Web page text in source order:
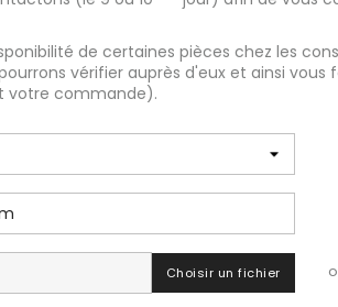
de certaines pièces chez les
vérifier auprès d'eux et ainsi vous
votre commande).
Choisir un fichier